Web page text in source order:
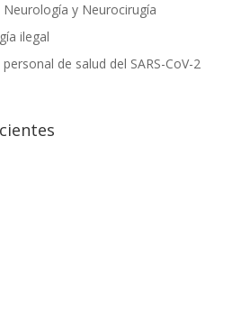
y Neurocirugía
ilegal
de salud del SARS-CoV-2